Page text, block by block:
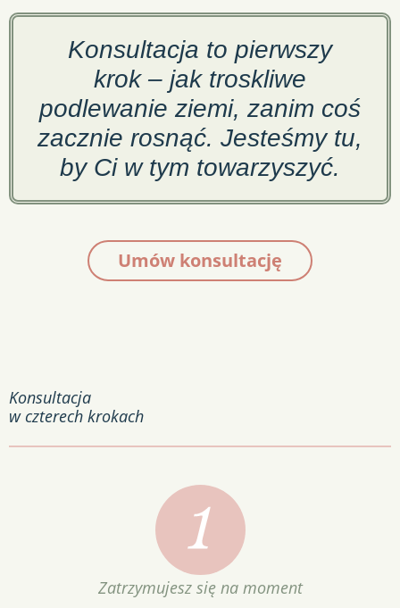
Konsultacja to pierwszy
krok – jak troskliwe
podlewanie ziemi, zanim coś
zacznie rosnąć. Jesteśmy tu,
by Ci w tym towarzyszyć.
Umów konsultację
Konsultacja
w czterech krokach
Zatrzymujesz się na moment